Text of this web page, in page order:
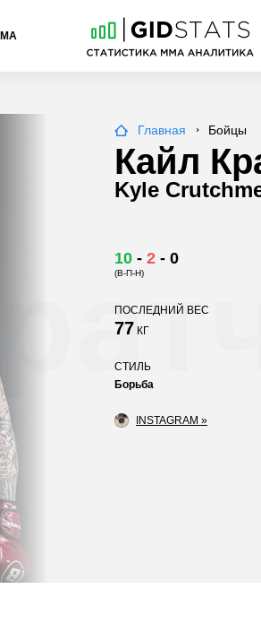
Главная Бойцы
Кайл
Kyle
10 - 2 - 0
(В-П-Н)
ПОСЛЕДНИЙ ВЕС
77 КГ
СТИЛЬ
Борьба
INSTAGRAM »